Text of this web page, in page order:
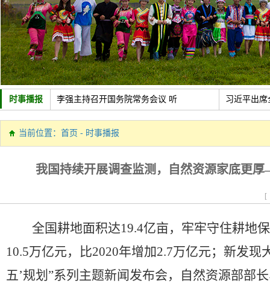
时事播报 李强主持召开国务院常务会议 听 习近平出
中共中央政治局召开会议 讨论拟 新疆维吾尔
当前位置： 首页 - 时事播报
我国持续开展调查监测，自然资源家底更
[
全国耕地面积达19.4亿亩，牢牢守住耕地
10.5万亿元，比2020年增加2.7万亿元；新发现
五’规划 ”系列主题新闻发布会，自然资源部部